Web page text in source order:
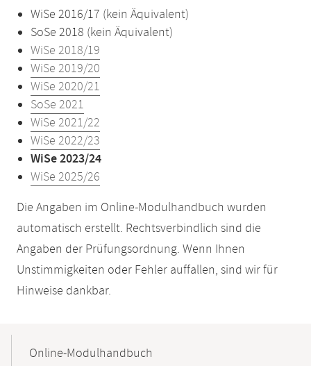
WiSe 2016/17 (kein Äquivalent)
SoSe 2018 (kein Äquivalent)
WiSe 2018/19
WiSe 2019/20
WiSe 2020/21
SoSe 2021
WiSe 2021/22
WiSe 2022/23
WiSe 2023/24
WiSe 2025/26
Die Angaben im Online-Modulhandbuch wurden
automatisch erstellt. Rechtsverbindlich sind die
Angaben der Prüfungsordnung. Wenn Ihnen
Unstimmigkeiten oder Fehler auffallen, sind wir für
Hinweise dankbar.
NavigationOnline-Modulhandbuch